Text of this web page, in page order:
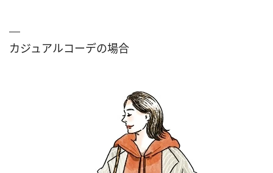
カジュアルコーデの場合